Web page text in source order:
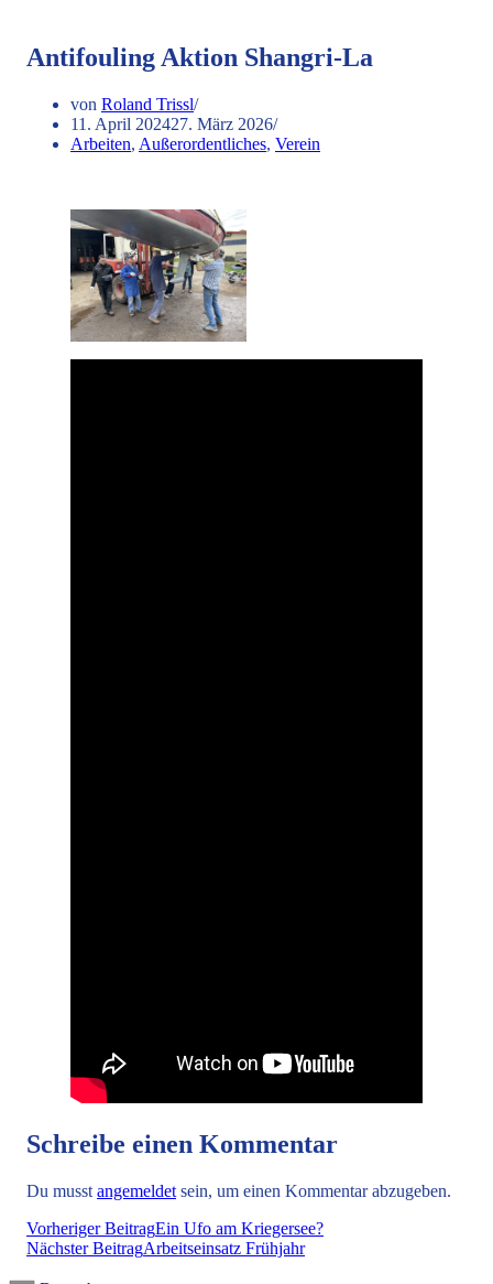
11. April 202427. März 2026
Arbeiten,Außerordentliches,Verein
Vorheriger BeitragEin Ufo am Kriegersee?
Nächster BeitragArbeitseinsatz Frühjahr